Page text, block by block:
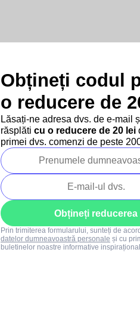
Obțineți codul
o reducere de
Lăsați-ne adresa dvs. de e-mail
răsplăti cu o reducere de 20 lei
primei dvs. comenzi de peste
Obțineți reducerea
Prin trimiterea formularului, sunteți de
datelor dumneavoastră personale și cu
buletinelor noastre informative